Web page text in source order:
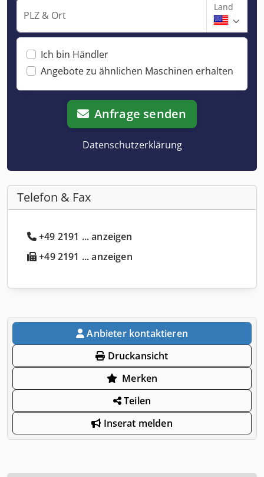
PLZ & Ort
Land
Ich bin Händler
Angebote zu ähnlichen Maschinen erhalten
Anfrage senden
Datenschutzerklärung
Telefon & Fax
+49 2191 ... anzeigen
+49 2191 ... anzeigen
Anbieter kontaktieren
Druckansicht
Merken
Teilen
Inserat melden